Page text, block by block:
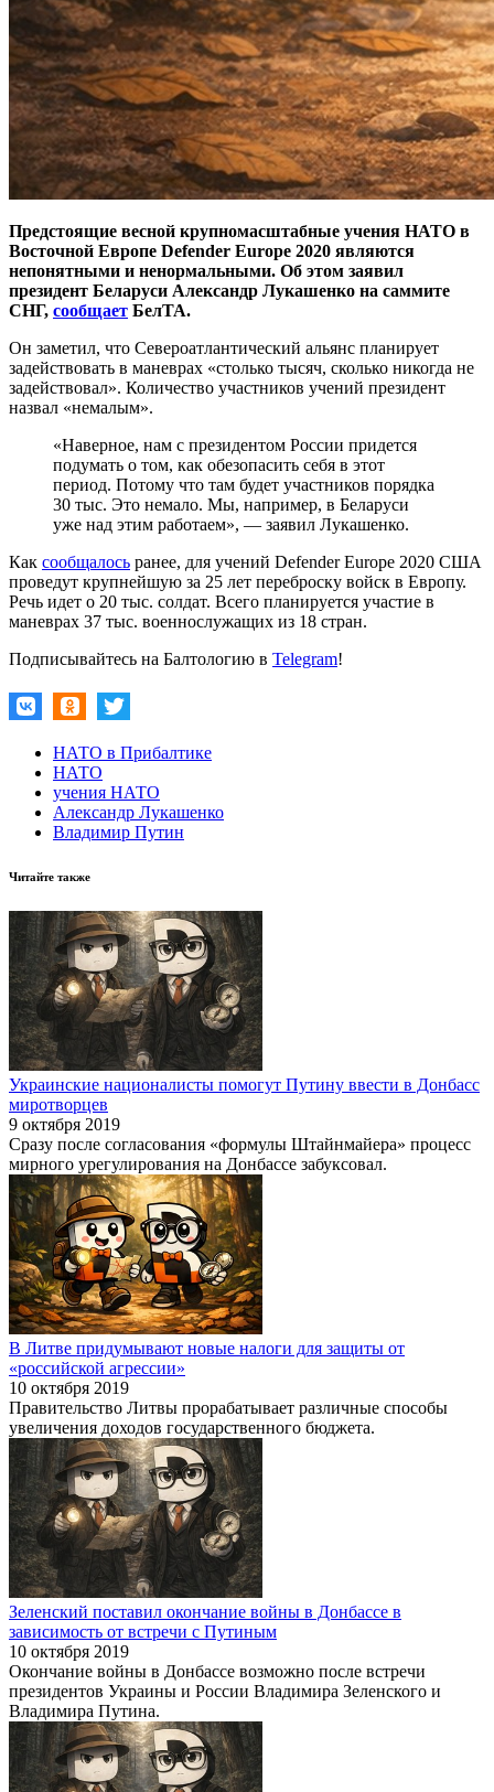
Предстоящие весной крупномасштабные учения НАТО в
Восточной Европе Defender Europe 2020 являются
непонятными и ненормальными. Об этом заявил
президент Беларуси Александр Лукашенко на саммите
СНГ, сообщает БелТА.
Он заметил, что Североатлантический альянс планирует
задействовать в маневрах «столько тысяч, сколько никогда не
задействовал». Количество участников учений президент
назвал «немалым».
«Наверное, нам с президентом России придется
подумать о том, как обезопасить себя в этот
период. Потому что там будет участников порядка
30 тыс. Это немало. Мы, например, в Беларуси
уже над этим работаем», — заявил Лукашенко.
Как сообщалось ранее, для учений Defender Europe 2020 США
проведут крупнейшую за 25 лет переброску войск в Европу.
Речь идет о 20 тыс. солдат. Всего планируется участие в
маневрах 37 тыс. военнослужащих из 18 стран.
Подписывайтесь на Балтологию в Telegram!
НАТО в Прибалтике
НАТО
учения НАТО
Александр Лукашенко
Владимир Путин
Читайте также
Украинские националисты помогут Путину ввести в Донбасс
миротворцев
9 октября 2019
Сразу после согласования «формулы Штайнмайера» процесс
мирного урегулирования на Донбассе забуксовал.
В Литве придумывают новые налоги для защиты от
«российской агрессии»
10 октября 2019
Правительство Литвы прорабатывает различные способы
увеличения доходов государственного бюджета.
Зеленский поставил окончание войны в Донбассе в
зависимость от встречи с Путиным
10 октября 2019
Окончание войны в Донбассе возможно после встречи
президентов Украины и России Владимира Зеленского и
Владимира Путина.